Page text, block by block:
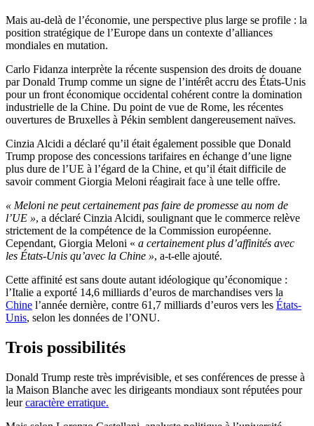
Mais au-delà de l’économie, une perspective plus large se profile : la
position stratégique de l’Europe dans un contexte d’alliances
mondiales en mutation.
Carlo Fidanza interprète la récente suspension des droits de douane
par Donald Trump comme un signe de l’intérêt accru des États-Unis
pour un front économique occidental cohérent contre la domination
industrielle de la Chine. Du point de vue de Rome, les récentes
ouvertures de Bruxelles à Pékin semblent dangereusement naïves.
Cinzia Alcidi a déclaré qu’il était également possible que Donald
Trump propose des concessions tarifaires en échange d’une ligne
plus dure de l’UE à l’égard de la Chine, et qu’il était difficile de
savoir comment Giorgia Meloni réagirait face à une telle offre.
« Meloni ne peut certainement pas faire de promesse au nom de
l’UE », a déclaré Cinzia Alcidi, soulignant que le commerce relève
strictement de la compétence de la Commission européenne.
Cependant, Giorgia Meloni « a certainement plus d’affinités avec
les États-Unis qu’avec la Chine », a-t-elle ajouté.
Cette affinité est sans doute autant idéologique qu’économique :
l’Italie a exporté 14,6 milliards d’euros de marchandises vers la
Chine l’année dernière, contre 61,7 milliards d’euros vers les États-
Unis, selon les données de l’ONU.
Trois possibilités
Donald Trump reste très imprévisible, et ses conférences de presse à
la Maison Blanche avec les dirigeants mondiaux sont réputées pour
leurcaractère erratique.